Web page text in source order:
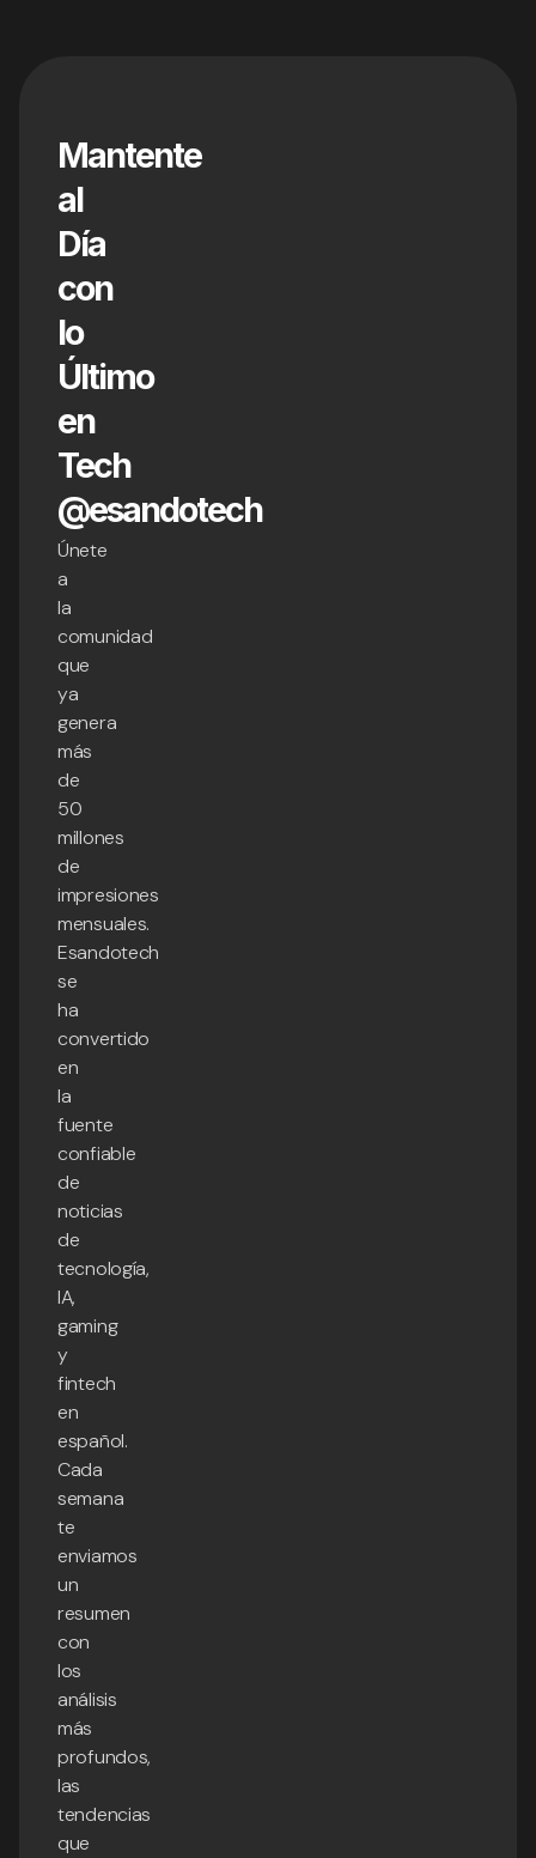
Mantente
al
Día
con
lo
Último
en
Tech
@esandotech
Únete
a
la
comunidad
que
ya
genera
más
de
50
millones
de
impresiones
mensuales.
Esandotech
se
ha
convertido
en
la
fuente
confiable
de
noticias
de
tecnología,
IA,
gaming
y
fintech
en
español.
Cada
semana
te
enviamos
un
resumen
con
los
análisis
más
profundos,
las
tendencias
que